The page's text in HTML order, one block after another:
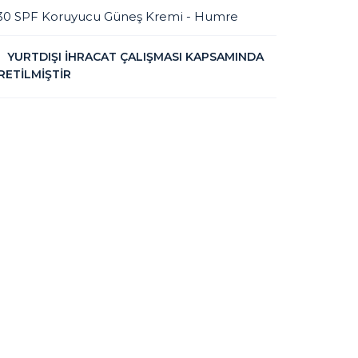
SPF Koruyucu Güneş Kremi - Humre
YURTDIŞI İHRACAT ÇALIŞMASI KAPSAMINDA